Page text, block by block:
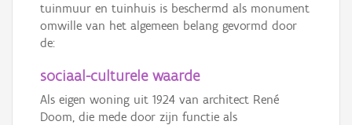
tuinmuur en tuinhuis is beschermd als monument
omwille van het algemeen belang gevormd door
de:
sociaal-culturele waarde
Als eigen woning uit 1924 van architect René
Doom, die mede door zijn functie als